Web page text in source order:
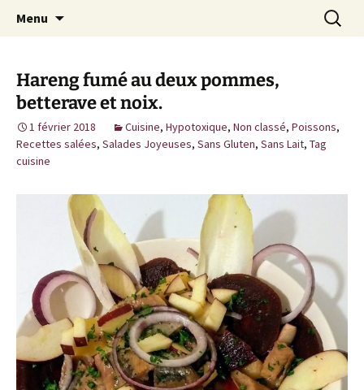
MiaouZdays
Cuisine / Idées Créatives / Petits Bonheurs et
milles autres astuces
Menu
Hareng fumé au deux pommes,
betterave et noix.
1 février 2018 Cuisine, Hypotoxique, Non classé, Poissons,
Recettes salées, Salades Joyeuses, Sans Gluten, Sans Lait, Tag
cuisine